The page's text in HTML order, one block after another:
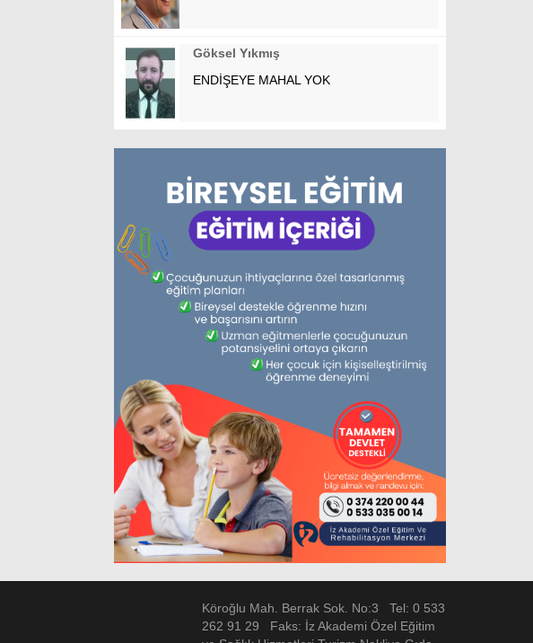
Göksel Yıkmış
ENDİŞEYE MAHAL YOK
Köroğlu Mah. Berrak Sok. No:3 Tel: 0 533
262 91 29 Faks: İz Akademi Özel Eğitim